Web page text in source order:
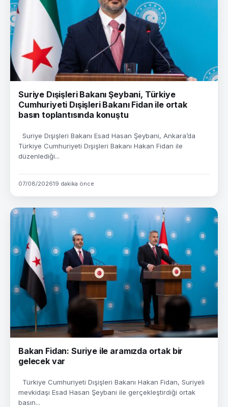
Suriye Dışişleri Bakanı Şeybani, Türkiye
Cumhuriyeti Dışişleri Bakanı Fidan ile ortak
basın toplantısında konuştu
Suriye Dışişleri Bakanı Esad Hasan Şeybani, Ankara’da
Türkiye Cumhuriyeti Dışişleri Bakanı Hakan Fidan ile
düzenlediği...
07/08/202619 dakika önce
Bakan Fidan: Suriye ile aramızda ortak bir
gelecek var
Türkiye Cumhuriyeti Dışişleri Bakanı Hakan Fidan, Suriyeli
mevkidaşı Esad Hasan Şeybani ile gerçekleştirdiği ortak
basın...